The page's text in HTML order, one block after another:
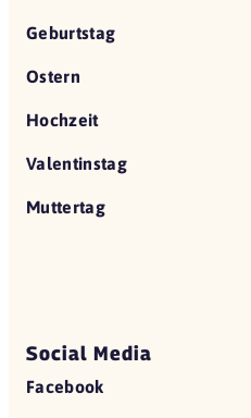
Geburtstag
Ostern
Hochzeit
Valentinstag
Muttertag
Social Media
Facebook